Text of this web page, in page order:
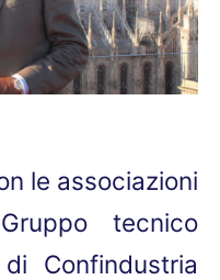
le associazioni
tecnico
Confindustria